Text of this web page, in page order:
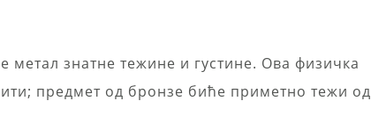
метал знатне тежине и густине. Ова физичка
предмет од бронзе биће приметно тежи од